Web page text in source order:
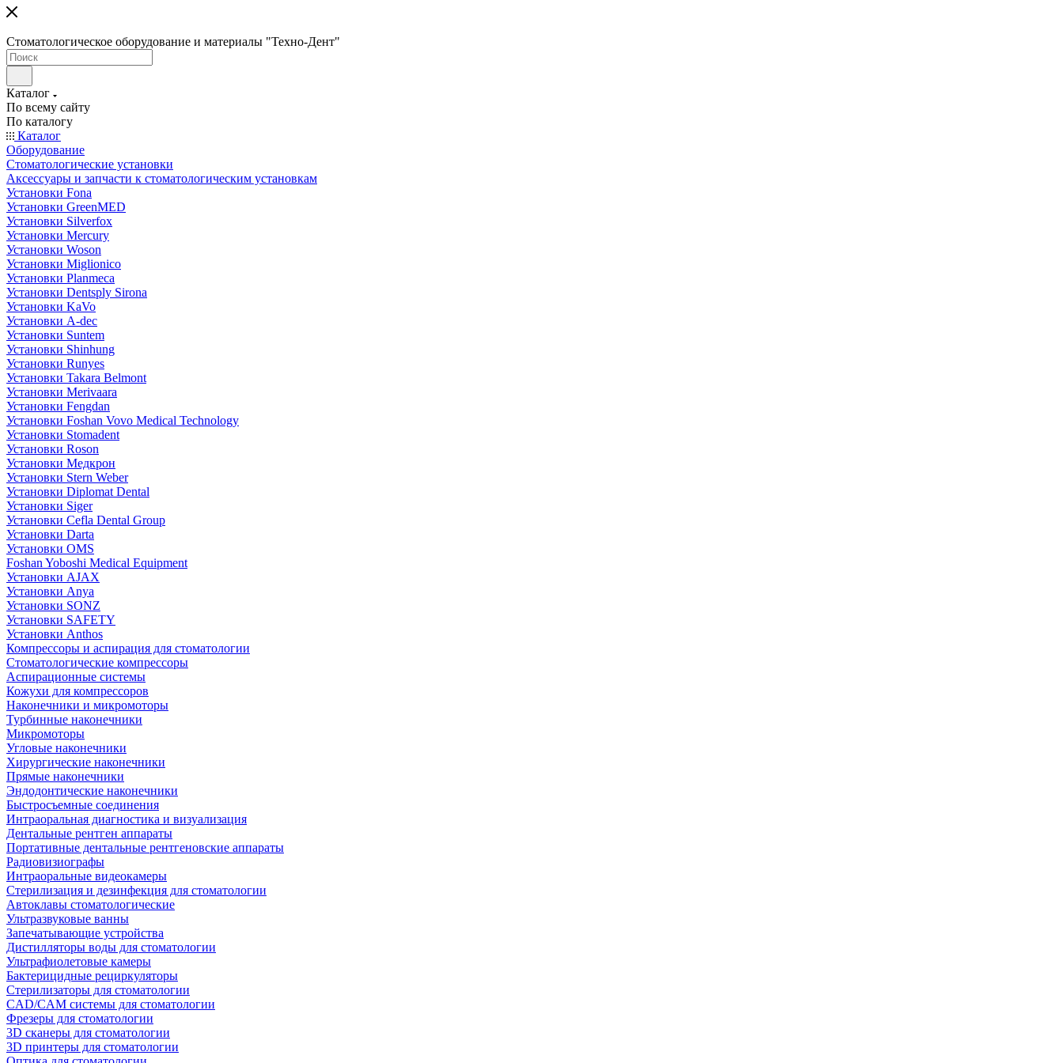
Стоматологическое оборудование и материалы "Техно-Дент"
Каталог
По всему сайту
По каталогу
Каталог
Оборудование
Стоматологические установки
Аксессуары и запчасти к стоматологическим установкам
Установки Fona
Установки GreenMED
Установки Silverfox
Установки Mercury
Установки Woson
Установки Miglionico
Установки Planmeca
Установки Dentsply Sirona
Установки KaVo
Установки A-dec
Установки Suntem
Установки Shinhung
Установки Runyes
Установки Takara Belmont
Установки Merivaara
Установки Fengdan
Установки Foshan Vovo Medical Technology
Установки Stomadent
Установки Roson
Установки Медкрон
Установки Stern Weber
Установки Diplomat Dental
Установки Siger
Установки Cefla Dental Group
Установки Darta
Установки OMS
Foshan Yoboshi Medical Equipment
Установки AJAX
Установки Anya
Установки SONZ
Установки SAFETY
Установки Anthos
Компрессоры и аспирация для стоматологии
Стоматологические компрессоры
Аспирационные системы
Кожухи для компрессоров
Наконечники и микромоторы
Турбинные наконечники
Микромоторы
Угловые наконечники
Хирургические наконечники
Прямые наконечники
Эндодонтические наконечники
Быстросъемные соединения
Интраоральная диагностика и визуализация
Дентальные рентген аппараты
Портативные дентальные рентгеновские аппараты
Радиовизиографы
Интраоральные видеокамеры
Стерилизация и дезинфекция для стоматологии
Автоклавы стоматологические
Ультразвуковые ванны
Запечатывающие устройства
Дистилляторы воды для стоматологии
Ультрафиолетовые камеры
Бактерицидные рециркуляторы
Стерилизаторы для стоматологии
CAD/CAM системы для стоматологии
Фрезеры для стоматологии
3D cканеры для стоматологии
3D принтеры для стоматологии